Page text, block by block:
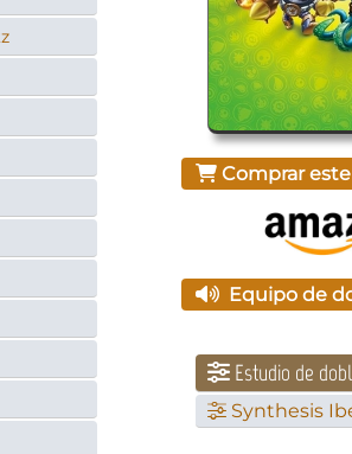
Comprar
Equipo de
Estudio de
Synthesis